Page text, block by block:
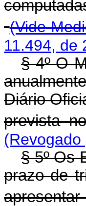
(Vide
11.494, de
§ 4º O
Diário
prevista
(Revogado
§ 5º Os
prazo de